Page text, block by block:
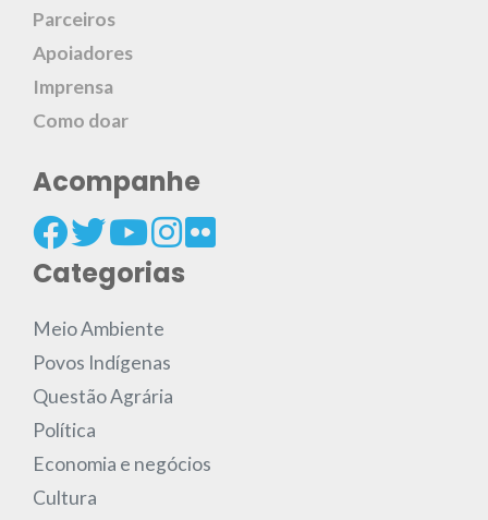
Parceiros
Apoiadores
Imprensa
Como doar
Acompanhe
Categorias
Meio Ambiente
Povos Indígenas
Questão Agrária
Política
Economia e negócios
Cultura